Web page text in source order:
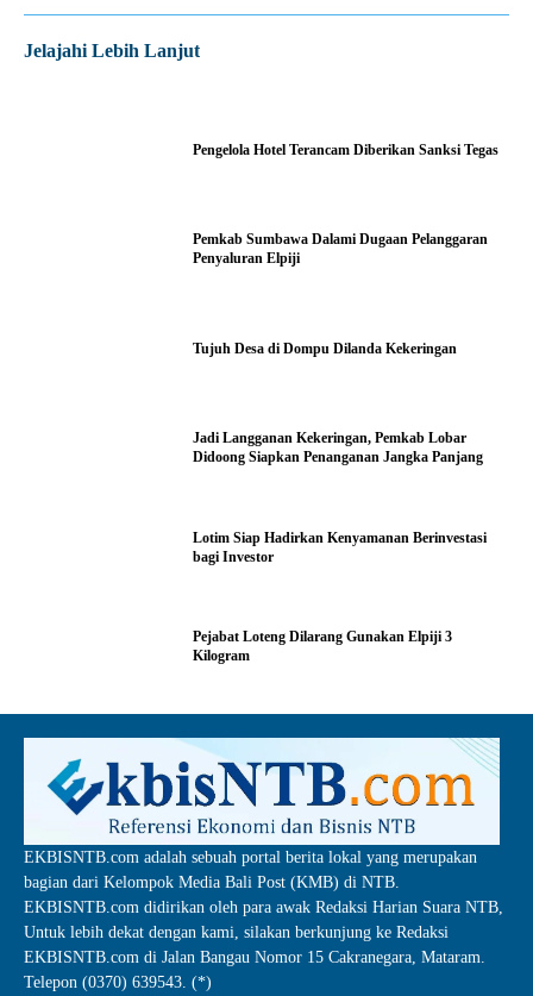
Jelajahi Lebih Lanjut
Pengelola Hotel Terancam Diberikan Sanksi Tegas
Pemkab Sumbawa Dalami Dugaan Pelanggaran
Penyaluran Elpiji
Tujuh Desa di Dompu Dilanda Kekeringan
Jadi Langganan Kekeringan, Pemkab Lobar
Didoong Siapkan Penanganan Jangka Panjang
Lotim Siap Hadirkan Kenyamanan Berinvestasi
bagi Investor
Pejabat Loteng Dilarang Gunakan Elpiji 3
Kilogram
EKBISNTB.com adalah sebuah portal berita lokal yang merupakan
bagian dari Kelompok Media Bali Post (KMB) di NTB.
EKBISNTB.com didirikan oleh para awak Redaksi Harian Suara NTB,
Untuk lebih dekat dengan kami, silakan berkunjung ke Redaksi
EKBISNTB.com di Jalan Bangau Nomor 15 Cakranegara, Mataram.
Telepon (0370) 639543. (*)